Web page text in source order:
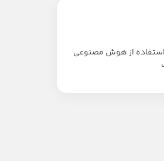
از هوش مصنوعی